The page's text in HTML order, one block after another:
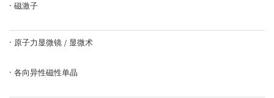
· 磁激子
· 原子力显微镜 / 显微术
· 各向异性磁性单晶